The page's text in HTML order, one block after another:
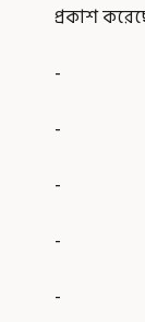
প্রকাশ
-
-
-
-
-